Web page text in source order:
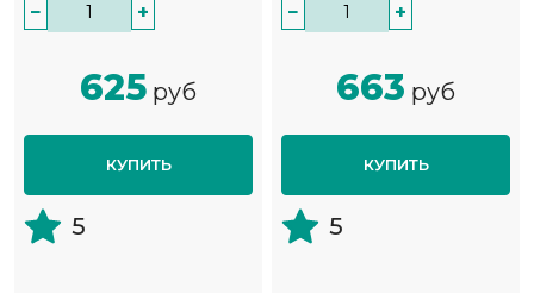
− +
625 руб
КУПИТЬ
5
− +
663 руб
КУПИТЬ
5